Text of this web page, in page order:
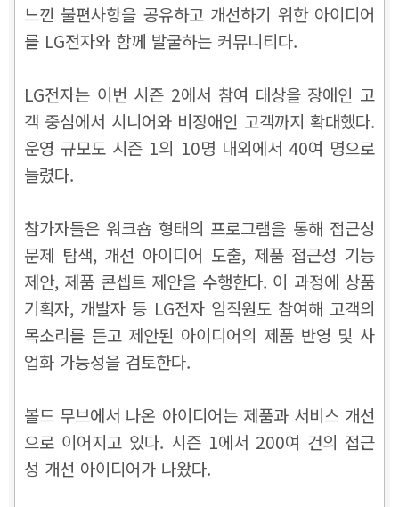
느낀 불편사항을 공유하고 개선하기 위한 아이디어
를 LG전자와 함께 발굴하는 커뮤니티다.
LG전자는 이번 시즌 2에서 참여 대상을 장애인 고
객 중심에서 시니어와 비장애인 고객까지 확대했다.
운영 규모도 시즌 1의 10명 내외에서 40여 명으로
늘렸다.
참가자들은 워크숍 형태의 프로그램을 통해 접근성
문제 탐색, 개선 아이디어 도출, 제품 접근성 기능
제안, 제품 콘셉트 제안을 수행한다. 이 과정에 상품
기획자, 개발자 등 LG전자 임직원도 참여해 고객의
목소리를 듣고 제안된 아이디어의 제품 반영 및 사
업화 가능성을 검토한다.
볼드 무브에서 나온 아이디어는 제품과 서비스 개선
으로 이어지고 있다. 시즌 1에서 200여 건의 접근
성 개선 아이디어가 나왔다.